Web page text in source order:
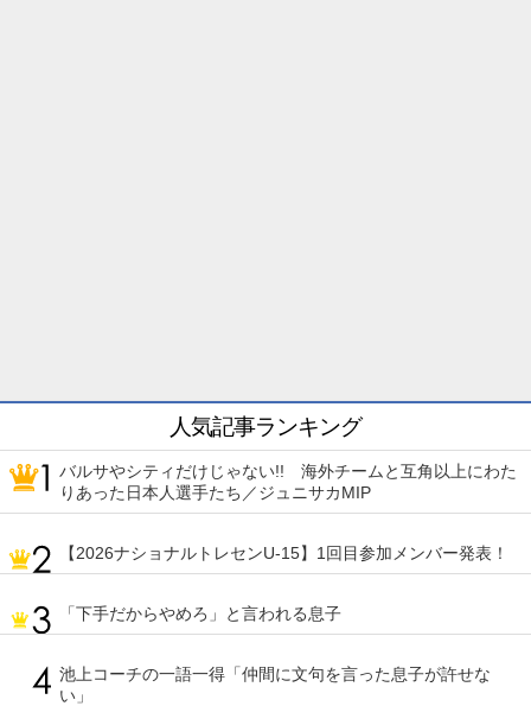
人気記事ランキング
バルサやシティだけじゃない!! 海外チームと互角以上にわた
りあった日本人選手たち／ジュニサカMIP
【2026ナショナルトレセンU-15】1回目参加メンバー発表！
「下手だからやめろ」と言われる息子
池上コーチの一語一得「仲間に文句を言った息子が許せな
い」